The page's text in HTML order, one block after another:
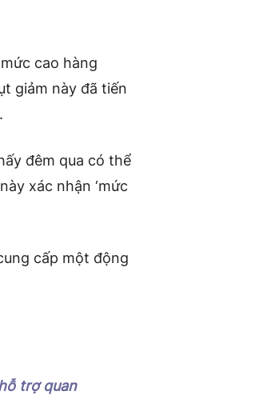
cao hàng
giảm này đã tiến
đêm qua có thể
xác nhận ‘mức
cấp một động
trợ quan